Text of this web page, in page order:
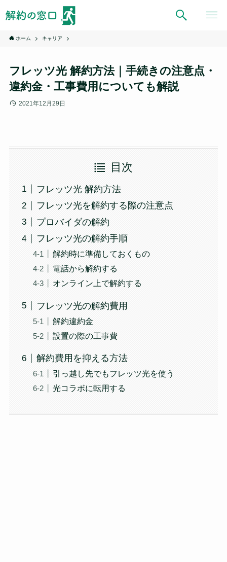
ホーム キャリア
フレッツ光 解約方法｜手続きの注意点・
違約金・工事費用についても解説
2021年12月29日
目次
フレッツ光 解約方法
フレッツ光を解約する際の注意点
プロバイダの解約
フレッツ光の解約手順
解約時に準備しておくもの
電話から解約する
オンライン上で解約する
フレッツ光の解約費用
解約違約金
設置の際の工事費
解約費用を抑える方法
引っ越し先でもフレッツ光を使う
光コラボに転用する